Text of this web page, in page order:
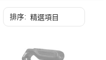
再比較接口、固定方式、線